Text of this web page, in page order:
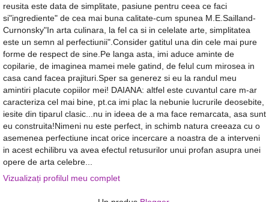
reusita este data de simplitate, pasiune pentru ceea ce faci
si"ingrediente" de cea mai buna calitate-cum spunea M.E.Sailland-
Curnonsky"In arta culinara, la fel ca si in celelate arte, simplitatea
este un semn al perfectiunii".Consider gatitul una din cele mai pure
forme de respect de sine.Pe langa asta, imi aduce aminte de
copilarie, de imaginea mamei mele gatind, de felul cum mirosea in
casa cand facea prajituri.Sper sa generez si eu la randul meu
amintiri placute copiilor mei! DAIANA: altfel este cuvantul care m-ar
caracteriza cel mai bine, pt.ca imi plac la nebunie lucrurile deosebite,
iesite din tiparul clasic...nu in ideea de a ma face remarcata, asa sunt
eu construita!Nimeni nu este perfect, in schimb natura creeaza cu o
asemenea perfectiune incat orice incercare a noastra de a interveni
in acest echilibru va avea efectul retusurilor unui profan asupra unei
opere de arta celebre...
Vizualizați profilul meu complet